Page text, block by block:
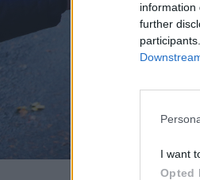
information
further
I want
Opted